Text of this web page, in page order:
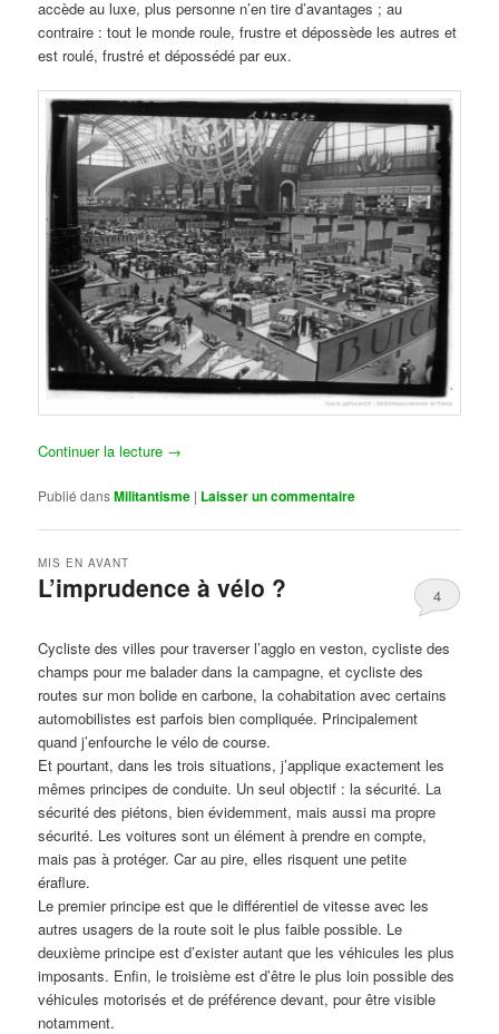
accède au luxe, plus personne n’en tire d’avantages ; au
contraire : tout le monde roule, frustre et dépossède les autres et
est roulé, frustré et dépossédé par eux.
Continuer la lecture →
Publié dansMilitantisme | Laisser un commentaire
L’imprudence à vélo ?
MIS EN AVANT
4
Cycliste des villes pour traverser l’agglo en veston, cycliste des
champs pour me balader dans la campagne, et cycliste des
routes sur mon bolide en carbone, la cohabitation avec certains
automobilistes est parfois bien compliquée. Principalement
quand j’enfourche le vélo de course.
Et pourtant, dans les trois situations, j’applique exactement les
mêmes principes de conduite. Un seul objectif : la sécurité. La
sécurité des piétons, bien évidemment, mais aussi ma propre
sécurité. Les voitures sont un élément à prendre en compte,
mais pas à protéger. Car au pire, elles risquent une petite
éraflure.
Le premier principe est que le différentiel de vitesse avec les
autres usagers de la route soit le plus faible possible. Le
deuxième principe est d’exister autant que les véhicules les plus
imposants. Enfin, le troisième est d’être le plus loin possible des
véhicules motorisés et de préférence devant, pour être visible
notamment.